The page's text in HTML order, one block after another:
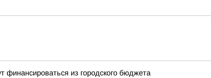
финансироваться из городского бюджета